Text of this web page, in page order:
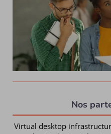
Nos
Virtual desktop